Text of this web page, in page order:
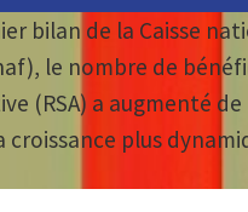
bilan de la Caisse
le nombre de
(RSA) a augmenté de
plus